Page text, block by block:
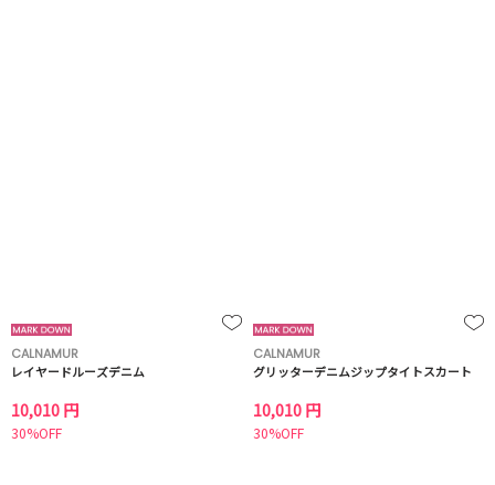
CALNAMUR
レイヤードルーズデニム
10,010 円
30%OFF
CALNAMUR
グリッターデニムジップタイトスカート
10,010 円
30%OFF